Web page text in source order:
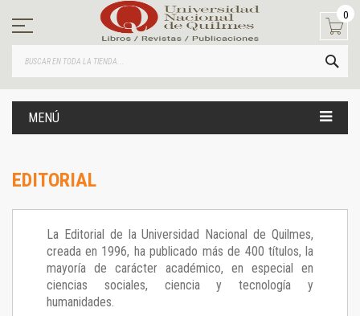
contenido
0
MENÚ
EDITORIAL
La Editorial de la Universidad Nacional de Quilmes,
creada en 1996, ha publicado más de 400 títulos, la
mayoría de carácter académico, en especial en
ciencias sociales, ciencia y tecnología y
humanidades.